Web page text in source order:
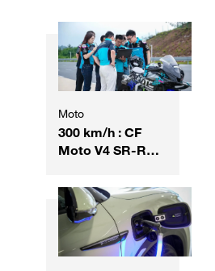
Moto
300 km/h : CF
Moto V4 SR-RR
chinoise la plus
rapide !